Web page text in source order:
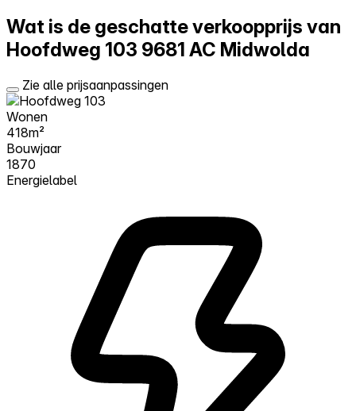
Wat is de geschatte verkoopprijs van
Hoofdweg 103 9681 AC Midwolda
Zie alle prijsaanpassingen
Wonen
418m²
Bouwjaar
1870
Energielabel